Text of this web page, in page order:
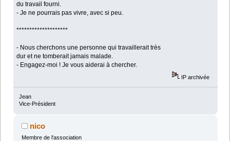
du travail fourni.
- Je ne pourrais pas vivre, avec si peu.
********************
- Nous cherchons une personne qui travaillerait très
dur et ne tomberait jamais malade.
- Engagez-moi ! Je vous aiderai à chercher.
IP archivée
Jean
Vice-Président
nico
Membre de l'association